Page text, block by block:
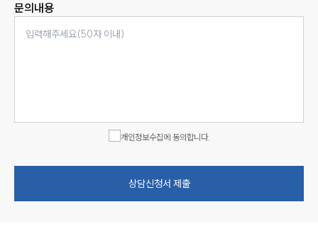
문의내용
개인정보수집에 동의합니다.
상담신청서 제출